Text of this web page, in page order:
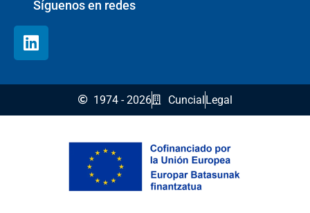
Síguenos en redes
1974 - 2026 CuncialLegal